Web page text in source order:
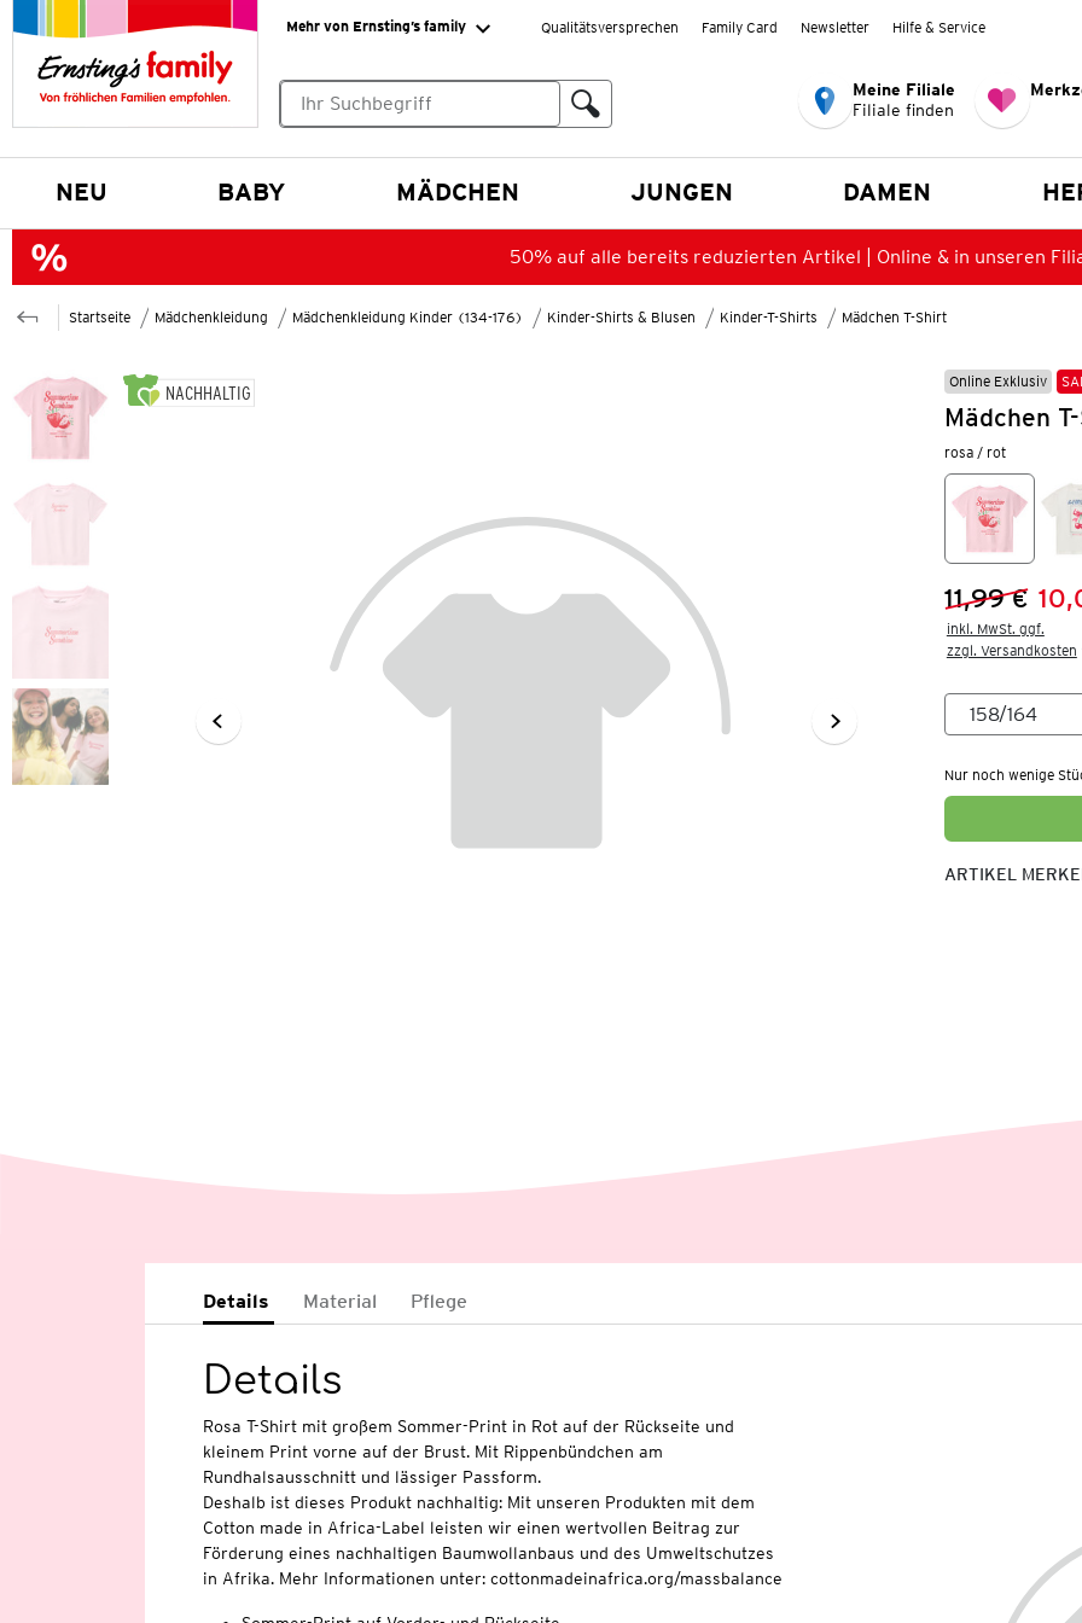
Mehr von Ernsting’s family Qualitätsversprechen Family Card Newsletter Hilfe & Service
Meine Filiale
Filiale finden
NEU BABY MÄDCHEN JUNGEN DAMEN
50% auf alle bereits reduzierten Artikel | Online & in unseren
Startseite Mädchenkleidung Mädchenkleidung Kinder (134-176) Kinder-Shirts & Blusen Kinder-T-Shirts Mädchen T-Shirt
NACHHALTIG
Online Exklusiv
Mädchen
rosa / rot
Vorheriger
11,99 €
Neuer
inkl. MwSt. ggf.
zzgl. Versandkosten
Nur noch wenige
ARTIKEL
Details Material Pflege
Details
Rosa T-Shirt mit großem Sommer-Print in Rot auf der Rückseite und
kleinem Print vorne auf der Brust. Mit Rippenbündchen am
Rundhalsausschnitt und lässiger Passform.
Deshalb ist dieses Produkt nachhaltig: Mit unseren Produkten mit dem
Cotton made in Africa-Label leisten wir einen wertvollen Beitrag zur
Förderung eines nachhaltigen Baumwollanbaus und des Umweltschutzes
in Afrika. Mehr Informationen unter: cottonmadeinafrica.org/massbalance